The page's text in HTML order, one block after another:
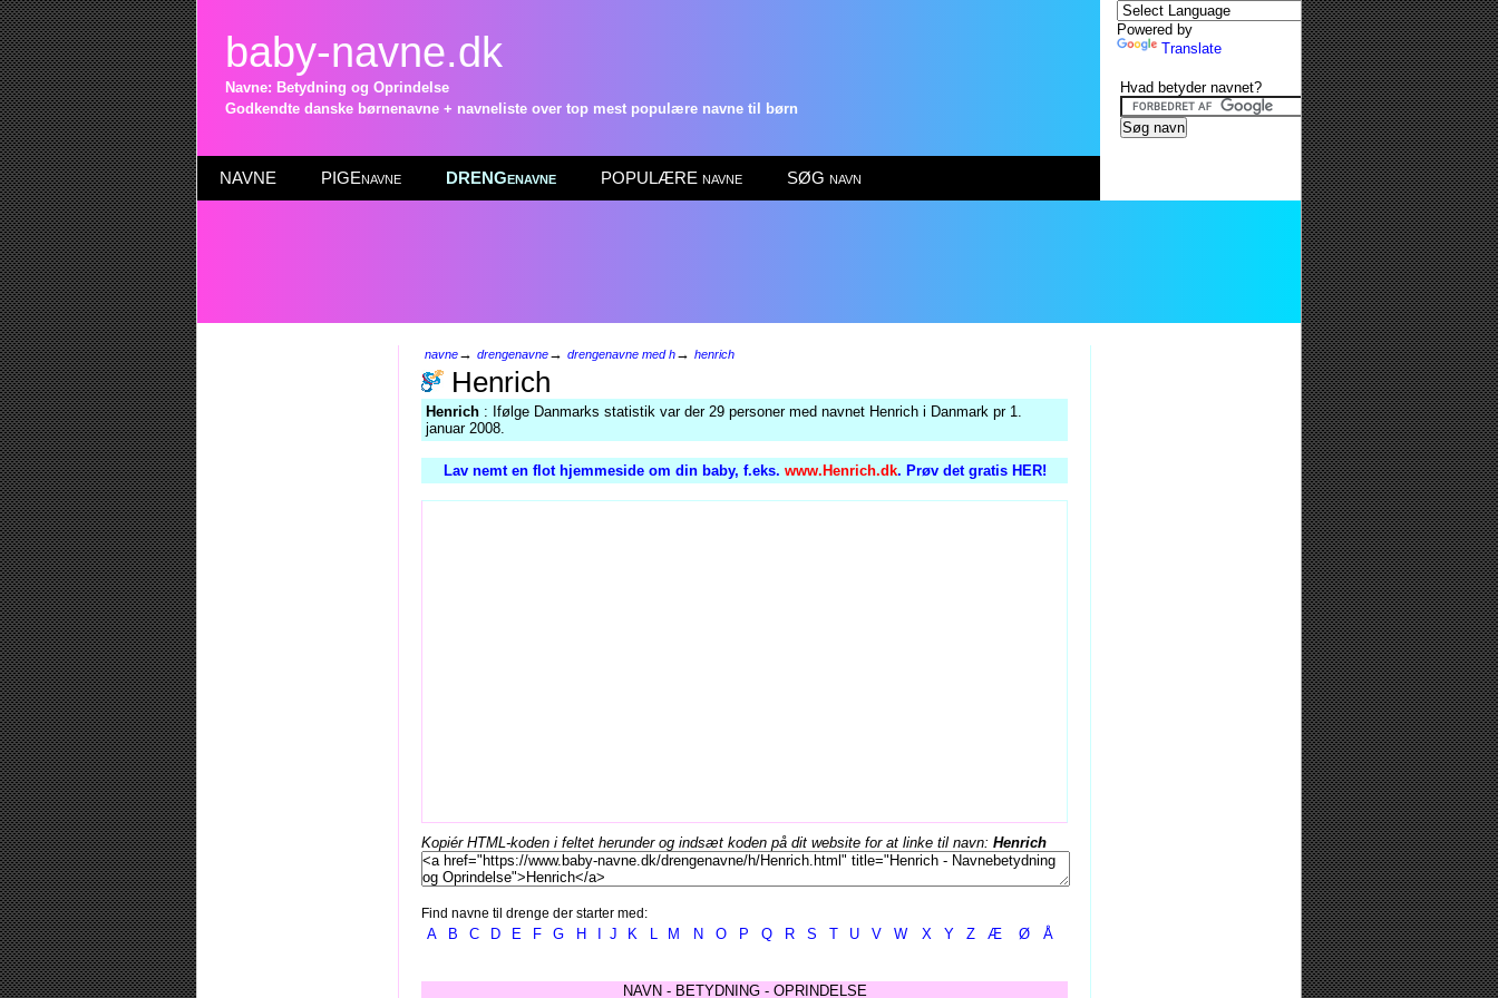
baby-navne.dk
Navne: Betydning og Oprindelse
Godkendte danske børnenavne + navneliste over top mest populære navne til børn
NAVNE PIGEnavne DRENGenavne POPULÆRE navne SØG navn
navne→ drengenavne→ drengenavne med h→ henrich
Henrich
Henrich : Ifølge Danmarks statistik var der 29 personer med navnet Henrich i Danmark pr 1.
januar 2008.
Lav nemt en flot hjemmeside om din baby, f.eks. www.Henrich.dk. Prøv det gratis HER!
Kopiér HTML-koden i feltet herunder og indsæt koden på dit website for at linke til navn: Henrich
Find navne til drenge der starter med:
A B C D E F G H J K L M N O P Q R S T U V W X Y Z Æ Ø Å
NAVN - BETYDNING - OPRINDELSE
Powered by
Translate
Hvad betyder navnet?